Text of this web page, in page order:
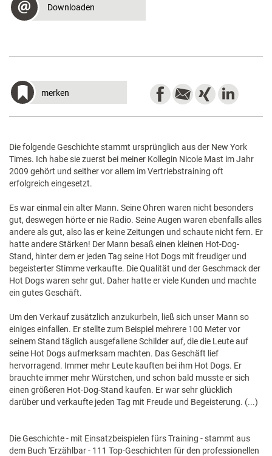
Downloaden
merken
Die folgende Geschichte stammt ursprünglich aus der New York
Times. Ich habe sie zuerst bei meiner Kollegin Nicole Mast im Jahr
2009 gehört und seither vor allem im Vertriebstraining oft
erfolgreich eingesetzt.
Es war einmal ein alter Mann. Seine Ohren waren nicht besonders
gut, deswegen hörte er nie Radio. Seine Augen waren ebenfalls alles
andere als gut, also las er keine Zeitungen und schaute nicht fern. Er
hatte andere Stärken! Der Mann besaß einen kleinen Hot-Dog-
Stand, hinter dem er jeden Tag seine Hot Dogs mit freudiger und
begeisterter Stimme verkaufte. Die Qualität und der Geschmack der
Hot Dogs waren sehr gut. Daher hatte er viele Kunden und machte
ein gutes Geschäft.
Um den Verkauf zusätzlich anzukurbeln, ließ sich unser Mann so
einiges einfallen. Er stellte zum Beispiel mehrere 100 Meter vor
seinem Stand täglich ausgefallene Schilder auf, die die Leute auf
seine Hot Dogs aufmerksam machten. Das Geschäft lief
hervorragend. Immer mehr Leute kauften bei ihm Hot Dogs. Er
brauchte immer mehr Würstchen, und schon bald musste er sich
einen größeren Hot-Dog-Stand kaufen. Er war sehr glücklich
darüber und verkaufte jeden Tag mit Freude und Begeisterung. (...)
Die Geschichte - mit Einsatzbeispielen fürs Training - stammt aus
dem Buch 'Erzählbar - 111 Top-Geschichten für den professionellen